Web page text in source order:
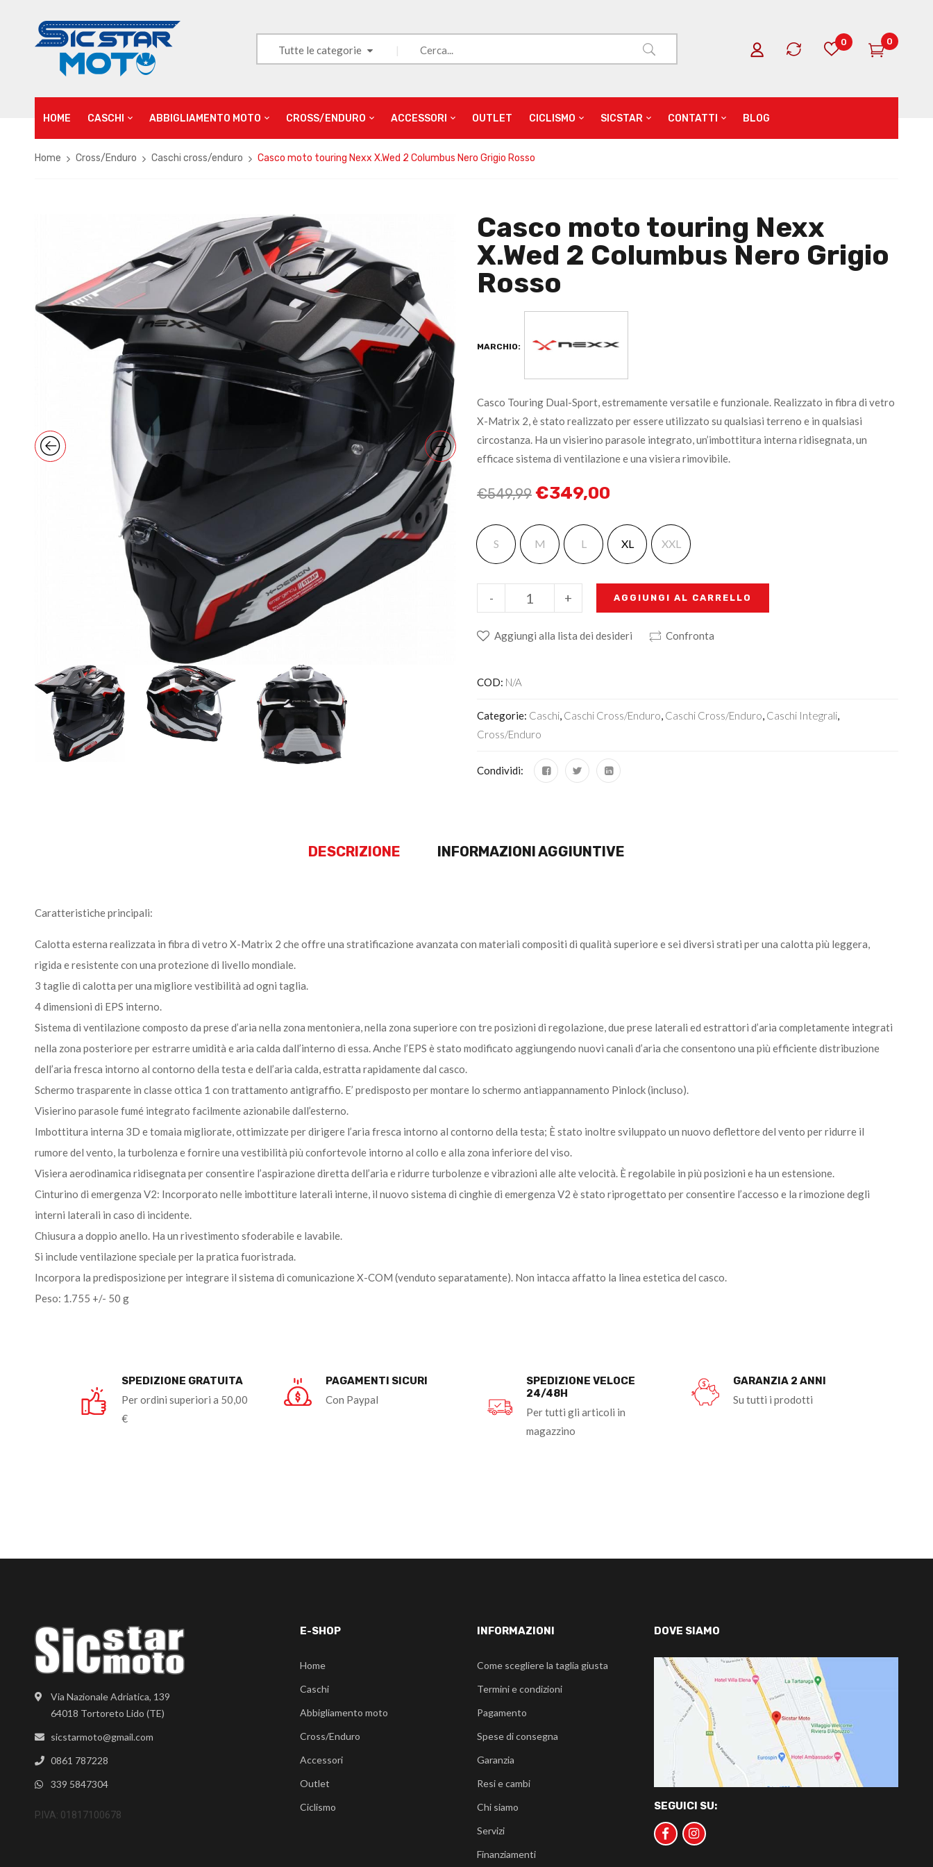
Tutte le categorie
0 0
HOME CASCHI ABBIGLIAMENTO MOTO CROSS/ENDURO ACCESSORI OUTLET CICLISMO SICSTAR CONTATTI BLOG
Home Cross/Enduro Caschi cross/enduro Casco moto touring Nexx X.Wed 2 Columbus Nero Grigio Rosso
Casco moto touring Nexx
X.Wed 2 Columbus Nero Grigio
Rosso
MARCHIO:
Casco Touring Dual-Sport, estremamente versatile e funzionale. Realizzato in fibra di vetro
X-Matrix 2, è stato realizzato per essere utilizzato su qualsiasi terreno e in qualsiasi
circostanza. Ha un visierino parasole integrato, un’imbottitura interna ridisegnata, un
efficace sistema di ventilazione e una visiera rimovibile.
€549,99 €349,00
S M L XL XXL
+
- AGGIUNGI AL CARRELLO
Aggiungi alla lista dei desideri Confronta
COD: N/A
Categorie: Caschi Caschi Cross/enduro Caschi Cross/enduro Caschi Integrali
Cross/Enduro
Condividi:
DESCRIZIONE INFORMAZIONI AGGIUNTIVE
Caratteristiche principali:
Calotta esterna realizzata in fibra di vetro X-Matrix 2 che offre una stratificazione avanzata con materiali compositi di qualità superiore e sei diversi strati per una calotta più leggera,
rigida e resistente con una protezione di livello mondiale.
3 taglie di calotta per una migliore vestibilità ad ogni taglia.
4 dimensioni di EPS interno.
Sistema di ventilazione composto da prese d’aria nella zona mentoniera, nella zona superiore con tre posizioni di regolazione, due prese laterali ed estrattori d’aria completamente integrati
nella zona posteriore per estrarre umidità e aria calda dall’interno di essa. Anche l’EPS è stato modificato aggiungendo nuovi canali d’aria che consentono una più efficiente distribuzione
dell’aria fresca intorno al contorno della testa e dell’aria calda, estratta rapidamente dal casco.
Schermo trasparente in classe ottica 1 con trattamento antigraffio. E’ predisposto per montare lo schermo antiappannamento Pinlock (incluso).
Visierino parasole fumé integrato facilmente azionabile dall’esterno.
Imbottitura interna 3D e tomaia migliorate, ottimizzate per dirigere l’aria fresca intorno al contorno della testa; È stato inoltre sviluppato un nuovo deflettore del vento per ridurre il
rumore del vento, la turbolenza e fornire una vestibilità più confortevole intorno al collo e alla zona inferiore del viso.
Visiera aerodinamica ridisegnata per consentire l’aspirazione diretta dell’aria e ridurre turbolenze e vibrazioni alle alte velocità. È regolabile in più posizioni e ha un estensione.
Cinturino di emergenza V2: Incorporato nelle imbottiture laterali interne, il nuovo sistema di cinghie di emergenza V2 è stato riprogettato per consentire l’accesso e la rimozione degli
interni laterali in caso di incidente.
Chiusura a doppio anello. Ha un rivestimento sfoderabile e lavabile.
Si include ventilazione speciale per la pratica fuoristrada.
Incorpora la predisposizione per integrare il sistema di comunicazione X-COM (venduto separatamente). Non intacca affatto la linea estetica del casco.
Peso: 1.755 +/- 50 g
SPEDIZIONE GRATUITA
Per ordini superiori a 50,00
€
PAGAMENTI SICURI
Con Paypal
SPEDIZIONE VELOCE
24/48H
Per tutti gli articoli in
magazzino
GARANZIA 2 ANNI
Su tutti i prodotti
Via Nazionale Adriatica, 139
64018 Tortoreto Lido (TE)
sicstarmoto@gmail.com
0861 787228
339 5847304
P.IVA: 01817100678
E-SHOP
Home
Caschi
Abbigliamento moto
Cross/Enduro
Accessori
Outlet
Ciclismo
INFORMAZIONI
Come scegliere la taglia giusta
Termini e condizioni
Pagamento
Spese di consegna
Garanzia
Resi e cambi
Chi siamo
Servizi
Finanziamenti
DOVE SIAMO
SEGUICI SU: